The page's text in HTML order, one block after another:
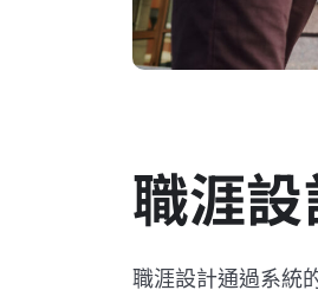
職涯
職涯設計通過系統